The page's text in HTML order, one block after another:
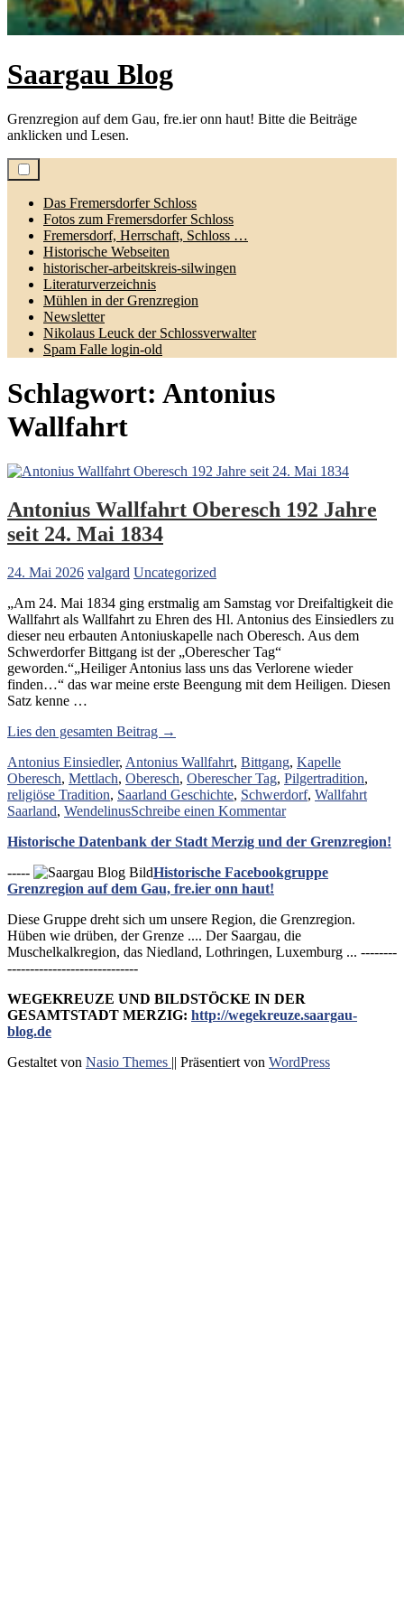
Saargau Blog
Grenzregion auf dem Gau, fre.ier onn haut! Bitte die Beiträge
anklicken und Lesen.
Das Fremersdorfer Schloss
Fotos zum Fremersdorfer Schloss
Fremersdorf, Herrschaft, Schloss …
Historische Webseiten
historischer-arbeitskreis-silwingen
Literaturverzeichnis
Mühlen in der Grenzregion
Newsletter
Nikolaus Leuck der Schlossverwalter
Spam Falle login-old
Schlagwort: Antonius
Wallfahrt
Antonius Wallfahrt Oberesch 192 Jahre
seit 24. Mai 1834
24. Mai 2026 valgard Uncategorized
„Am 24. Mai 1834 ging erstmalig am Samstag vor Dreifaltigkeit die
Wallfahrt als Wallfahrt zu Ehren des Hl. Antonius des Einsiedlers zu
dieser neu erbauten Antoniuskapelle nach Oberesch. Aus dem
Schwerdorfer Bittgang ist der „Oberescher Tag“
geworden.“„Heiliger Antonius lass uns das Verlorene wieder
finden…“ das war meine erste Beengung mit dem Heiligen. Diesen
Satz kenne …
Lies den gesamten Beitrag →
Oberesch
192
Jahre
seit
Mai
Antonius Einsiedler, Antonius Wallfahrt, Bittgang, Kapelle
Oberesch, Mettlach, Oberesch, Oberescher Tag, Pilgertradition,
religiöse Tradition, Saarland Geschichte, Schwerdorf, Wallfahrt
Saarland, WendelinusSchreibe einen Kommentarzu
Wallfahrt
192
24.
Mai
1834
Historische Datenbank der Stadt Merzig und der Grenzregion!
-----
Historische Facebookgruppe
Grenzregion auf dem Gau, fre.ier onn haut!
Diese Gruppe dreht sich um unsere Region, die Grenzregion.
Hüben wie drüben, der Grenze .... Der Saargau, die
Muschelkalkregion, das Niedland, Lothringen, Luxemburg ... --------
-----------------------------
WEGEKREUZE UND BILDSTÖCKE IN DER
GESAMTSTADT MERZIG: http://wegekreuze.saargau-
blog.de
Gestaltet von Nasio Themes || Präsentiert von WordPress